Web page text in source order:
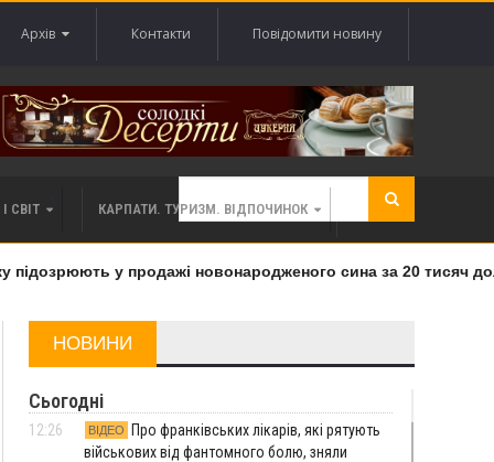
Архів Контакти Повідомити новину
СВІТ КАРПАТИ. ТУРИЗМ. ВІДПОЧИНОК
у продажі новонародженого сина за 20 тисяч
НОВИНИ
Сьогодні
12:26 ВІДЕО
Про франківських лікарів, які рятують
військових від фантомного болю, зняли